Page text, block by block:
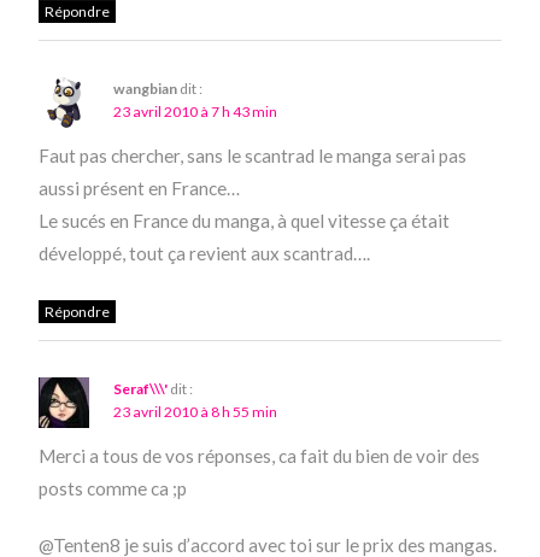
Répondre
wangbian dit :
23 avril 2010 à 7 h 43 min
Faut pas chercher, sans le scantrad le manga serai pas
aussi présent en France…
Le sucés en France du manga, à quel vitesse ça était
développé, tout ça revient aux scantrad….
Répondre
Seraf\\\' dit :
23 avril 2010 à 8 h 55 min
Merci a tous de vos réponses, ca fait du bien de voir des
posts comme ca ;p
@Tenten8 je suis d’accord avec toi sur le prix des mangas.